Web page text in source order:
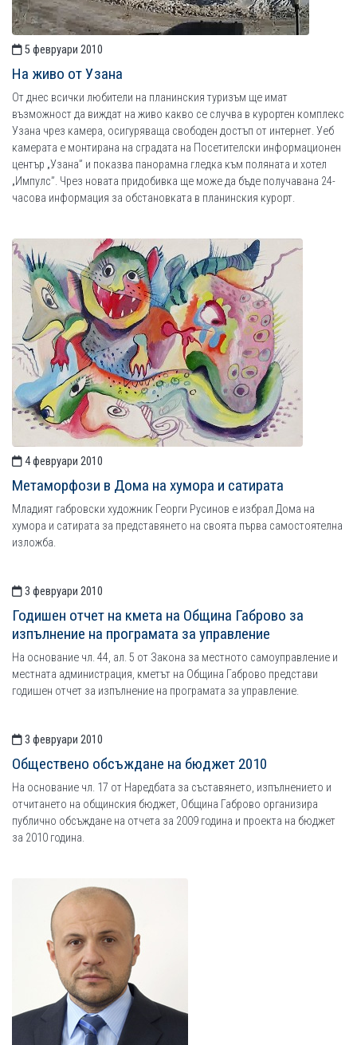
5 февруари 2010
На живо от Узана
От днес всички любители на планинския туризъм ще имат
възможност да виждат на живо какво се случва в курортен комплекс
Узана чрез камера, осигуряваща свободен достъп от интернет. Уеб
камерата е монтирана на сградата на Посетителски информационен
център „Узана” и показва панорамна гледка към поляната и хотел
„Импулс”. Чрез новата придобивка ще може да бъде получавана 24-
часова информация за обстановката в планинския курорт.
4 февруари 2010
Метаморфози в Дома на хумора и сатирата
Младият габровски художник Георги Русинов е избрал Дома на
хумора и сатирата за представянето на своята първа самостоятелна
изложба.
3 февруари 2010
Годишен отчет на кмета на Община Габрово за
изпълнение на програмата за управление
На основание чл. 44, ал. 5 от Закона за местното самоуправление и
местната администрация, кметът на Община Габрово представи
годишен отчет за изпълнение на програмата за управление.
3 февруари 2010
Обществено обсъждане на бюджет 2010
На основание чл. 17 от Наредбата за съставянето, изпълнението и
отчитането на общинския бюджет, Община Габрово организира
публично обсъждане на отчета за 2009 година и проекта на бюджет
за 2010 година.